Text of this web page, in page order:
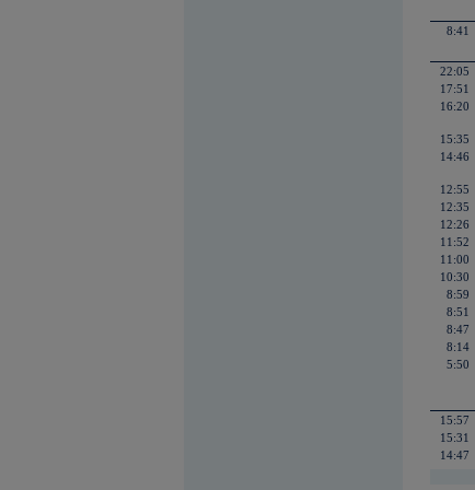
8:41
22:05
17:51
16:20
15:35
14:46
12:55
12:35
12:26
11:52
11:00
10:30
8:59
8:51
8:47
8:14
5:50
15:57
15:31
14:47